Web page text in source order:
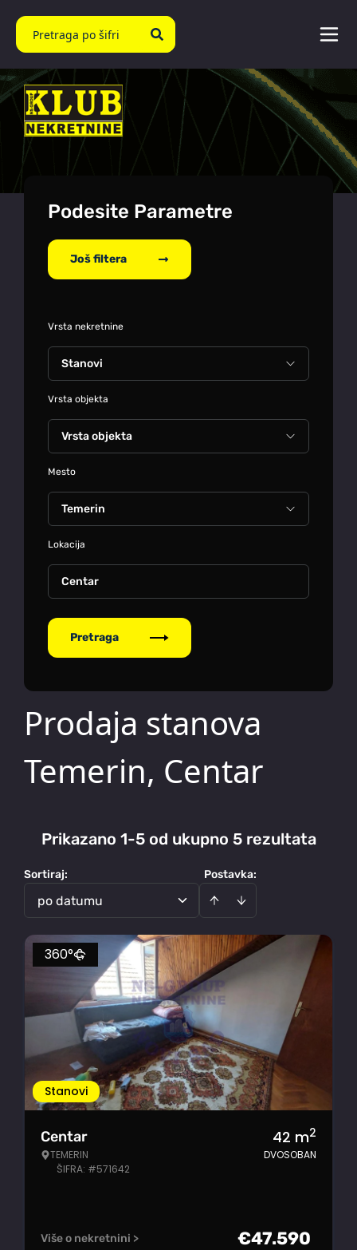
Podesite Parametre
Još filtera
Vrsta nekretnine
Vrsta objekta
Mesto
Lokacija
Centar
Pretraga
Prodaja stanova
Temerin, Centar
Prikazano 1-5 od ukupno 5 rezultata
Postavka:
Sortiraj:
po datumu
Stanovi
360°
Centar
TEMERIN
ŠIFRA: #571642
42 m2
DVOSOBAN
Više o nekretnini > €47.590